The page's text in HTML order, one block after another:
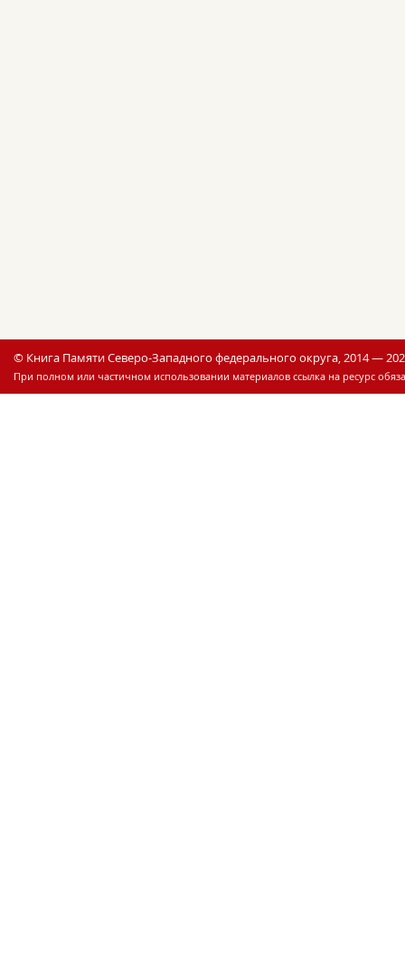
© Книга Памяти Северо-Западного федерального округа, 2014 —
При полном или частичном использовании материалов ссылка на ресурс